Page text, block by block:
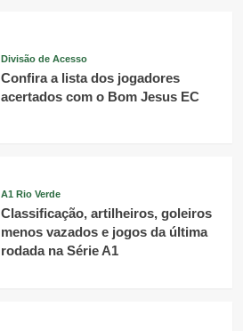
Divisão de Acesso
Confira a lista dos jogadores
acertados com o Bom Jesus EC
A1 Rio Verde
Classificação, artilheiros, goleiros
menos vazados e jogos da última
rodada na Série A1